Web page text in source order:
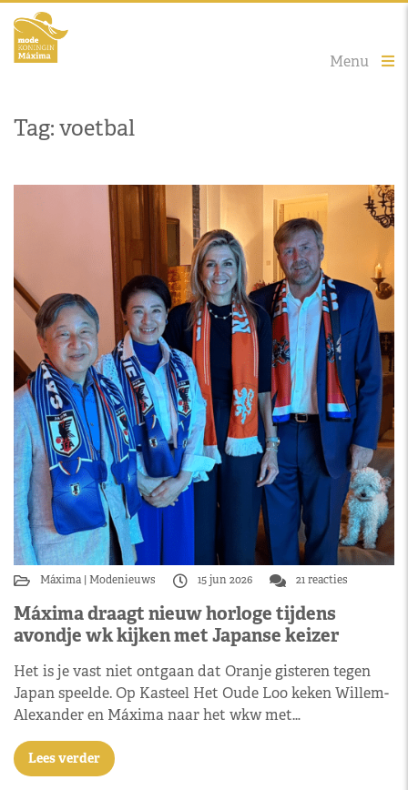
Menu
Tag: voetbal
Máxima Modenieuws 15 jun 2026 21 reacties
Máxima draagt nieuw horloge tijdens
avondje wk kijken met Japanse keizer
Het is je vast niet ontgaan dat Oranje gisteren tegen
Japan speelde. Op Kasteel Het Oude Loo keken Willem-
Alexander en Máxima naar het wkw met…
Lees verder